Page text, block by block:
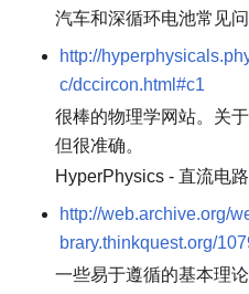
汽车和深循环电池常见
http://
c/dccircon.html#c1
很棒的物理学网站。关
但很准确。
HyperPhysics - 直流电路
http://web.archive.org/
brary.thinkquest.org/
一些易于遵循的基本理论